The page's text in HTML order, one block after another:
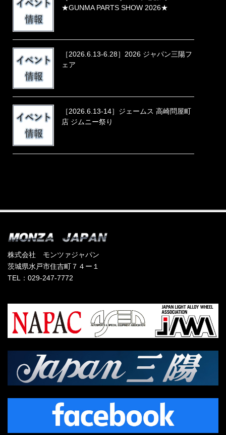
★GUNMA PARTS SHOW 2026★
［2026.6.13-6.28］2026 ジャパン三陽フ
ェア
［2026.6.13-14］ジェームス 高崎問屋町
店 ジムニー祭り
株式会社 モンツァジャパン
茨城県水戸市住吉町７４ー１
TEL：029-247-7772